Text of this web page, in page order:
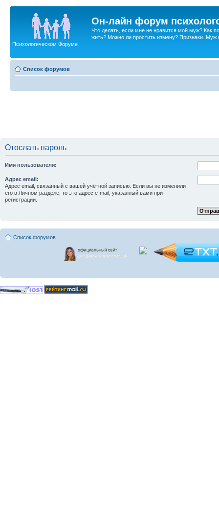
Он-лайн форум
Что делать, если мне не нравится мой муж? Как
жить? Можно ли простить измену? Признаки. Муж
Психологическом Форуме
Список форумов
Отослать пароль
Имя пользователя:
Адрес email:
Адрес email, связанный с вашей учётной записью. Если вы не изменили
его в Личном разделе, то это адрес e-mail, указанный вами при
регистрации.
Список форумов